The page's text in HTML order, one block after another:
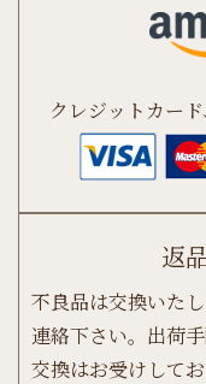
クレジットカー
返
不良品は交換いた
連絡下さい。出荷
交換はお受けしてお